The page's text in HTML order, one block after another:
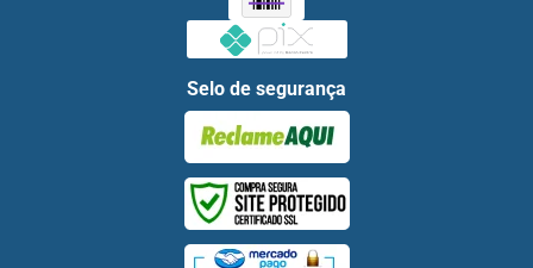
Selo de segurança